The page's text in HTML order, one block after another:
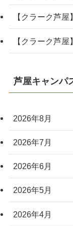
【クラーク芦
【クラーク芦
芦屋キャンパ
2026年8月
2026年7月
2026年6月
2026年5月
2026年4月